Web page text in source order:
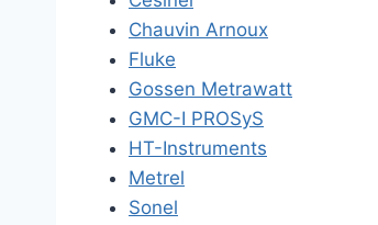
Chauvin Arnoux
Fluke
Gossen Metrawatt
GMC-I PROSyS
HT-Instruments
Metrel
Sonel